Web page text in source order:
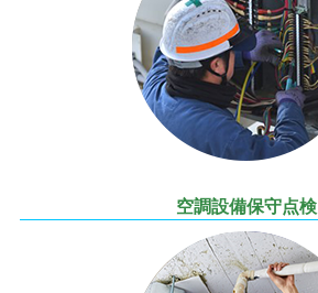
空調設備保守点検